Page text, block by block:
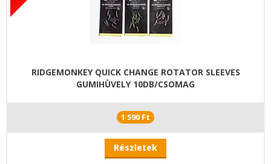
RIDGEMONKEY QUICK CHANGE ROTATOR SLEEVES
GUMIHÜVELY 10DB/CSOMAG
1 590 Ft
Részletek